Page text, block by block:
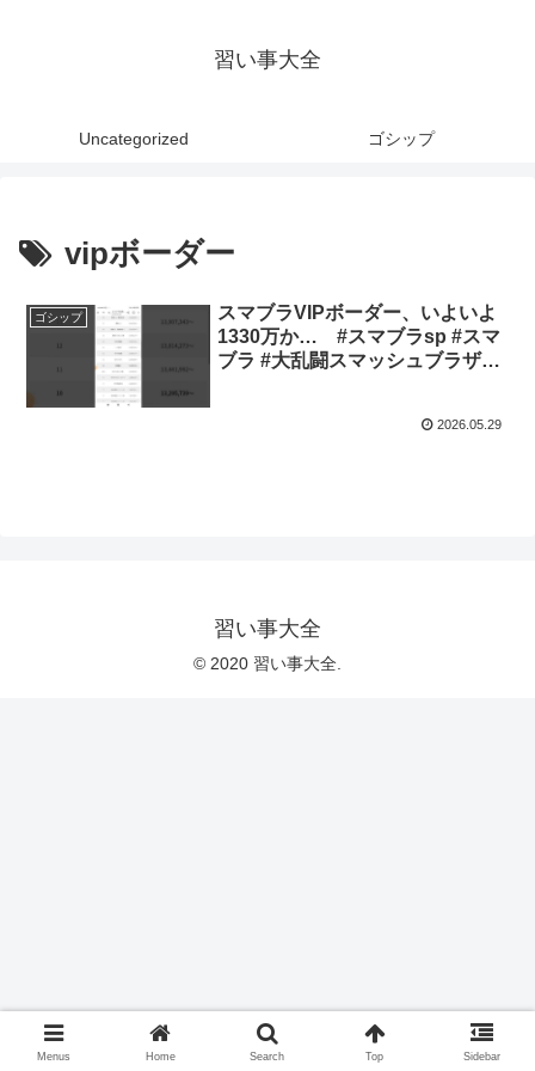
習い事大全
Uncategorized ゴシップ
vipボーダー
ゴシップ
スマブラVIPボーダー、いよいよ
1330万か… #スマブラsp #スマ
ブラ #大乱闘スマッシュブラザー
2026.05.29
習い事大全
© 2020 習い事大全.
Menus Home Search Top Sidebar